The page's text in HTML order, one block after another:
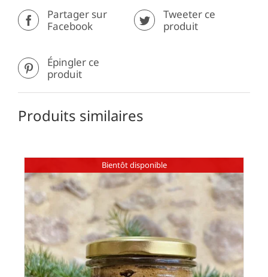
Partager sur
Facebook
Tweeter ce
produit
Épingler ce
produit
Produits similaires
Bientôt disponible